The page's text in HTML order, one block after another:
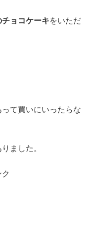
ョコケーキをいただ
て買いにいったらな
ました。